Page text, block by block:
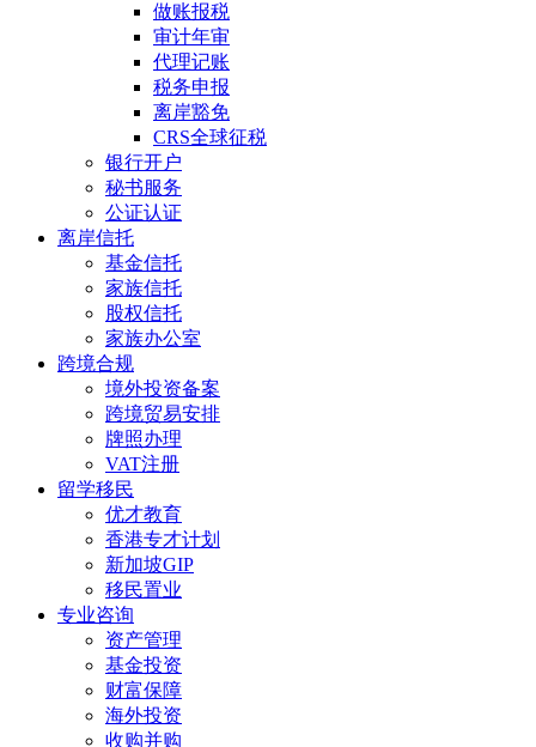
做账报税
审计年审
代理记账
税务申报
离岸豁免
CRS全球征税
银行开户
秘书服务
公证认证
离岸信托
基金信托
家族信托
股权信托
家族办公室
跨境合规
境外投资备案
跨境贸易安排
牌照办理
VAT注册
留学移民
优才教育
香港专才计划
新加坡GIP
移民置业
专业咨询
资产管理
基金投资
财富保障
海外投资
收购并购